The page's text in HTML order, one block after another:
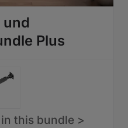
und
Plus
this bundle >